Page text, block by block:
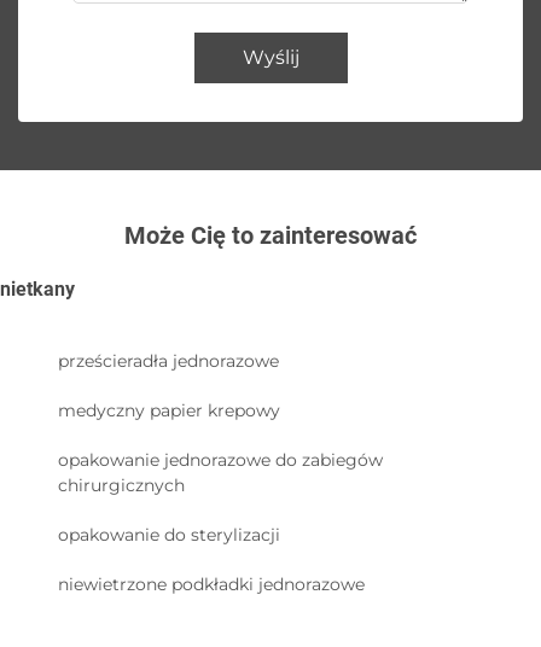
Wyślij
Może Cię to zainteresować
nietkany
prześcieradła jednorazowe
medyczny papier krepowy
opakowanie jednorazowe do zabiegów
chirurgicznych
opakowanie do sterylizacji
niewietrzone podkładki jednorazowe